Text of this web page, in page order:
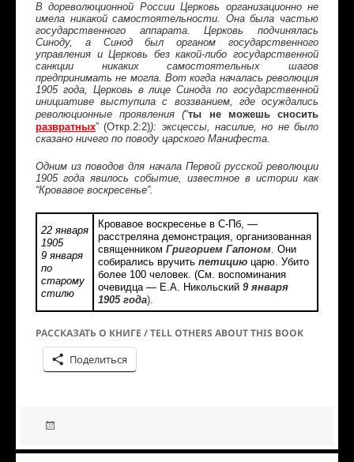
В дореволюционной России Церковь организационно не
имела никакой самостоятельности. Она была частью
государственного аппарата. Церковь подчинялась
Синоду, а Синод был органом государственного
управления и Церковь без какой-либо государственной
санкции никаких самостоятельных шагов
предпринимать не могла. Вот когда началась революция
1905 года, Церковь в лице Синода по государственной
инициативе выступила с воззванием, где осуждались
революционные проявления (“ты не можешь сносить
развратных”(Откр.2:2)): эксцессы, насилие, но не было
сказано ничего по поводу царского Манифеста.
Одним из поводов для начала Первой русской революции
1905 года явилось событие, известное в истории как
“Кровавое воскресенье”.
22 января
1905
9 января
по
старому
стилю
Кровавое воскресенье в С-Пб, —
расстреляна демонстрация, организованная
священником Григорием Гапоном. Они
собирались вручить петициюцарю. Убито
более 100 человек. (См. воспоминания
очевидца — Е.А. Никольский 9 января
1905 года).
РАССКАЗАТЬ О КНИГЕ / TELL OTHERS ABOUT THIS BOOK
Поделиться